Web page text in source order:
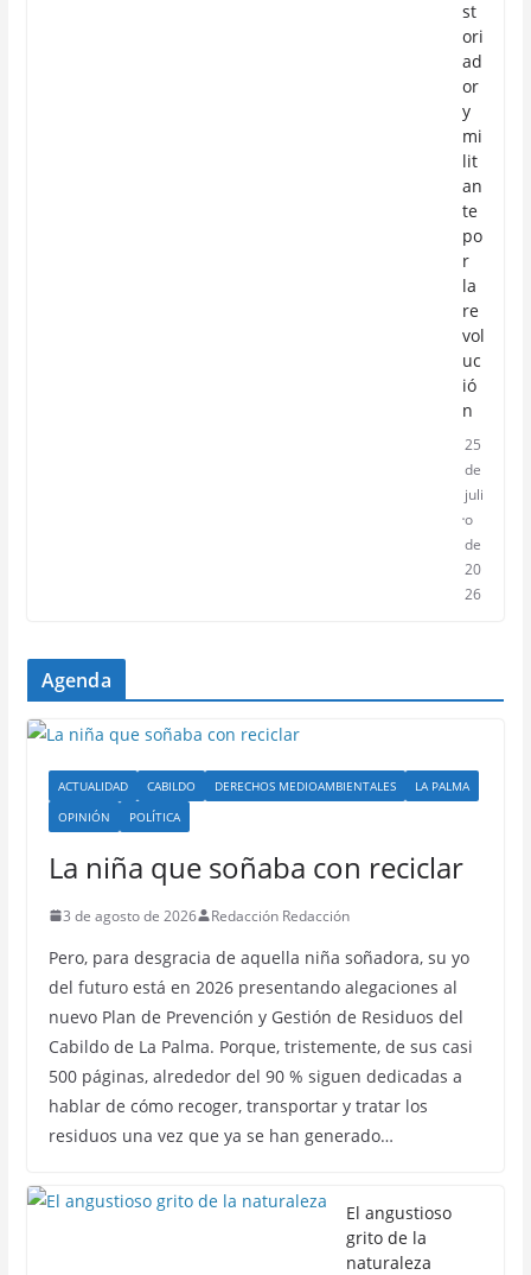
st
ori
ad
or
y
mi
lit
an
te
po
r
la
re
vol
uc
ió
n
25
de
juli
o
de
20
26
Agenda
ACTUALIDAD CABILDO DERECHOS MEDIOAMBIENTALES
LA PALMA
OPINIÓN
POLÍTICA
La niña que soñaba con reciclar
3 de agosto de 2026 Redacción Redacción
Pero, para desgracia de aquella niña soñadora, su yo
del futuro está en 2026 presentando alegaciones al
nuevo Plan de Prevención y Gestión de Residuos del
Cabildo de La Palma. Porque, tristemente, de sus casi
500 páginas, alrededor del 90 % siguen dedicadas a
hablar de cómo recoger, transportar y tratar los
residuos una vez que ya se han generado…
El angustioso
grito de la
naturaleza